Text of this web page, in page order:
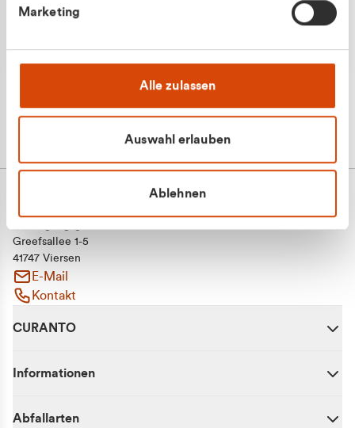
Marketing
Alle zulassen
Auswahl erlauben
Ablehnen
Greefsallee 1-5
41747 Viersen
E-Mail
Kontakt
CURANTO
Informationen
Abfallarten